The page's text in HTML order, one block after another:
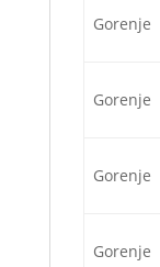
Gorenje
Gorenje
Gorenje
Gorenje